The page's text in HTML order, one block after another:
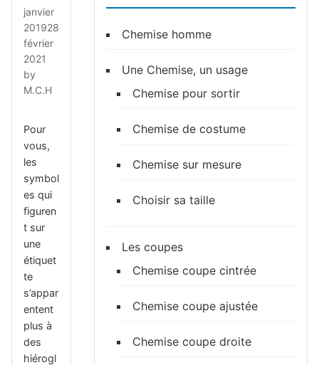
janvier
201928
février
2021
by
M.C.H
Pour
vous,
les
symbol
es qui
figuren
t sur
une
étiquet
te
s’appar
entent
plus à
des
hiérogl
Chemise homme
Une Chemise, un usage
Chemise pour sortir
Chemise de costume
Chemise sur mesure
Choisir sa taille
Les coupes
Chemise coupe cintrée
Chemise coupe ajustée
Chemise coupe droite